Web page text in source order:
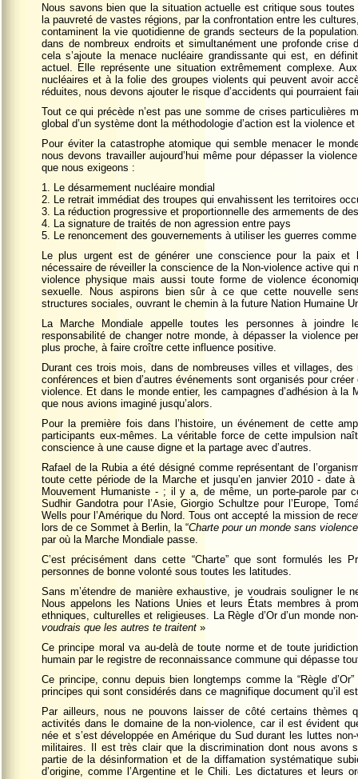
Nous savons bien que la situation actuelle est critique sous
la pauvreté de vastes régions, par la confrontation entre les
contaminent la vie quotidienne de grands secteurs de la
dans de nombreux endroits et simultanément une profonde crise
cela s’ajoute la menace nucléaire grandissante qui est, en
actuel. Elle représente une situation extrêmement complexe.
nucléaires et à la folie des groupes violents qui peuvent avoir
réduites, nous devons ajouter le risque d’accidents qui pourraient
Tout ce qui précède n’est pas une somme de crises particulières
global d’un système dont la méthodologie d’action est la violence
Pour éviter la catastrophe atomique qui semble menacer le
nous devons travailler aujourd’hui même pour dépasser la
que nous exigeons :
1. Le désarmement nucléaire mondial
2. Le retrait immédiat des troupes qui envahissent les territoires
3. La réduction progressive et proportionnelle des armements de
4. La signature de traités de non agression entre pays
5. Le renoncement des gouvernements à utiliser les guerres
Le plus urgent est de générer une conscience pour la paix et
nécessaire de réveiller la conscience de la Non-violence active qui
violence physique mais aussi toute forme de violence
sexuelle. Nous aspirons bien sûr à ce que cette nouvelle
structures sociales, ouvrant le chemin à la future Nation Humaine
La Marche Mondiale appelle toutes les personnes à
responsabilité de changer notre monde, à dépasser la violence
plus proche, à faire croître cette influence positive.
Durant ces trois mois, dans de nombreuses villes et villages,
conférences et bien d’autres événements sont organisés pour
violence. Et dans le monde entier, les campagnes d’adhésion à la
que nous avions imaginé jusqu’alors.
Pour la première fois dans l’histoire, un événement de cette
participants eux-mêmes. La véritable force de cette impulsion
conscience à une cause digne et la partage avec d’autres.
Rafael de la Rubia a été désigné comme représentant de
toute cette période de la Marche et jusqu’en janvier 2010 - date
Mouvement Humaniste - ; il y a, de même, un porte-parole par
Sudhir Gandotra pour l’Asie, Giorgio Schultze pour l’Europe,
Wells pour l’Amérique du Nord. Tous ont accepté la mission de
lors de ce Sommet à Berlin, la “Charte pour un monde sans violence
par où la Marche Mondiale passe.
C’est précisément dans cette “Charte” que sont formulés les
personnes de bonne volonté sous toutes les latitudes.
Sans m’étendre de manière exhaustive, je voudrais souligner le
Nous appelons les Nations Unies et leurs États membres à
ethniques, culturelles et religieuses. La Règle d’Or d’un monde
voudrais que les autres te traitent »
Ce principe moral va au-delà de toute norme et de toute
humain par le registre de reconnaissance commune qui dépasse
Ce principe, connu depuis bien longtemps comme la “Règle
principes qui sont considérés dans ce magnifique document qu’il
Par ailleurs, nous ne pouvons laisser de côté certains thèmes
activités dans le domaine de la non-violence, car il est évident
née et s’est développée en Amérique du Sud durant les luttes
militaires. Il est très clair que la discrimination dont nous avons
partie de la désinformation et de la diffamation systématique
d’origine, comme l’Argentine et le Chili. Les dictatures et leurs